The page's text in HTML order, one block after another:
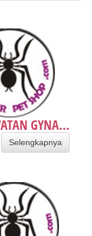
GYNA...
Selengkapnya